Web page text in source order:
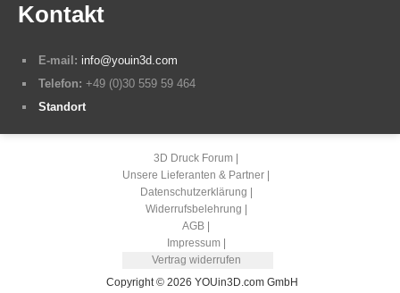
Kontakt
E-mail: info@youin3d.com
Telefon: +49 (0)30 559 59 464
Standort
3D Druck Forum
Unsere Lieferanten & Partner
Datenschutzerklärung
Widerrufsbelehrung
AGB
Impressum
Vertrag widerrufen
Copyright © 2026 YOUin3D.com GmbH